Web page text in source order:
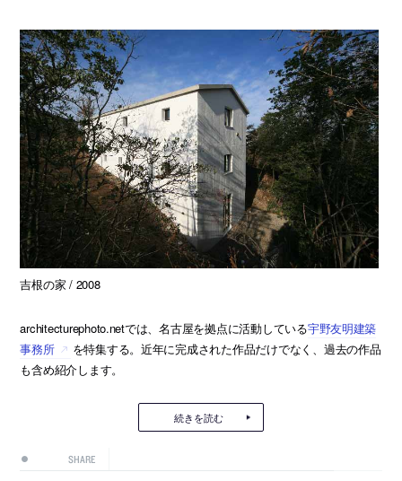
吉根の家 / 2008
architecturephoto.netでは、名古屋を拠点に活動している宇野友明建築
事務所
を特集する。近年に完成された作品だけでなく、過去の作品
も含め紹介します。
続きを読む
SHARE